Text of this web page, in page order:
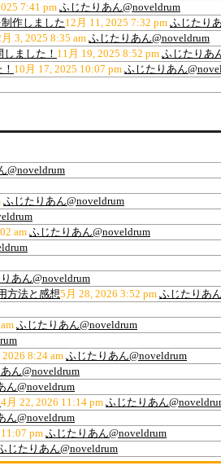
7:41 pm ふじたりあん@noveldrum
作しました12月 11, 2025 7:32 pm ふじたり
月 3, 2025 8:35 am ふじたりあん@noveldrum
ました！ 11月 19, 2025 8:52 pm ふじたりあ
10月 17, 2025 10:07 pm ふじたりあん
@noveldrum
ふじたりあん@noveldrum
am ふじたりあん@noveldrum
あん@noveldrum
方法と感想5月 28, 2026 3:52 pm ふじたりあ
ふじたりあん@noveldrum
8:24 am ふじたりあん@noveldrum
ん@noveldrum
ん@noveldrum
4月 22, 2026 11:14 pm ふじたりあん
ん@noveldrum
pmふじたりあん@noveldrum
じたりあん@noveldrum